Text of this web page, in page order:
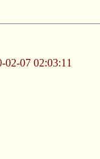
07 02:03:11